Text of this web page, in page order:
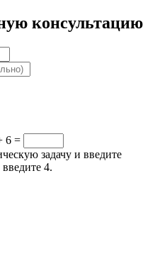
консультацию
6 =
задачу и введите
4.